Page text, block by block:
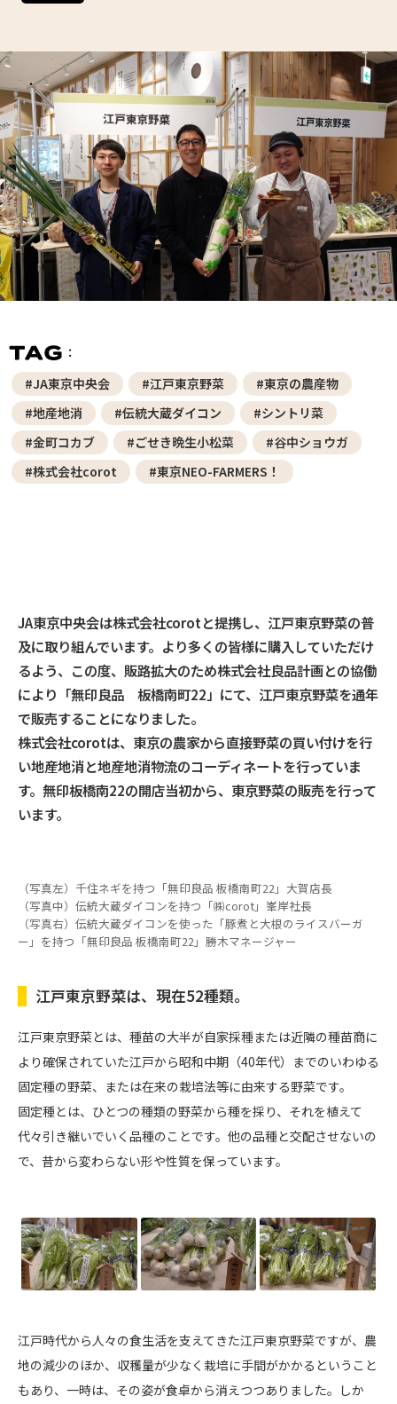
#JA東京中央会 #江戸東京野菜
#東京の農産物
#地産地消
#伝統大蔵ダイコン
#シントリ菜
#金町コカブ
#ごせき晩生小松菜
#谷中ショウガ
#株式会社corot
#東京NEO-FARMERS！
JA東京中央会は株式会社corotと提携し、江戸東京野菜の普
及に取り組んでいます。より多くの皆様に購入していただけ
るよう、この度、販路拡大のため株式会社良品計画との協働
により「無印良品 板橋南町22」にて、江戸東京野菜を通年
で販売することになりました。
株式会社corotは、東京の農家から直接野菜の買い付けを行
い地産地消と地産地消物流のコーディネートを行っていま
す。無印板橋南22の開店当初から、東京野菜の販売を行って
います。
（写真左）千住ネギを持つ「無印良品 板橋南町22」大賀店長
（写真中）伝統大蔵ダイコンを持つ「㈱corot」峯岸社長
（写真右）伝統大蔵ダイコンを使った「豚煮と大根のライスバーガ
ー」を持つ「無印良品 板橋南町22」勝木マネージャー
江戸東京野菜は、現在52種類。
江戸東京野菜とは、種苗の大半が自家採種または近隣の種苗商に
より確保されていた江戸から昭和中期（40年代）までのいわゆる
固定種の野菜、または在来の栽培法等に由来する野菜です。
固定種とは、ひとつの種類の野菜から種を採り、それを植えて
代々引き継いでいく品種のことです。他の品種と交配させないの
で、昔から変わらない形や性質を保っています。
江戸時代から人々の食生活を支えてきた江戸東京野菜ですが、農
地の減少のほか、収穫量が少なく栽培に手間がかかるということ
もあり、一時は、その姿が食卓から消えつつありました。しか